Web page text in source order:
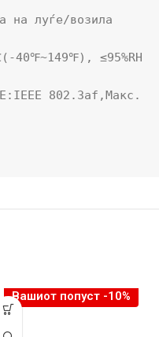
на луѓе/возила
40℉~149℉), ≤95%RH
802.3af,Макс.
Вашиот попуст -10%